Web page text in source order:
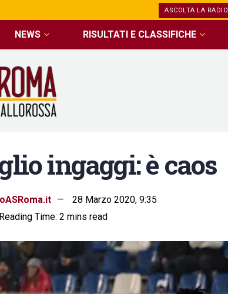
ASCOLTA LA RADIO
NEWS RISULTATI E CLASSIFICHE
ingaggi: è caos
28 Marzo 2020, 9:35
Reading Time: 2 mins read